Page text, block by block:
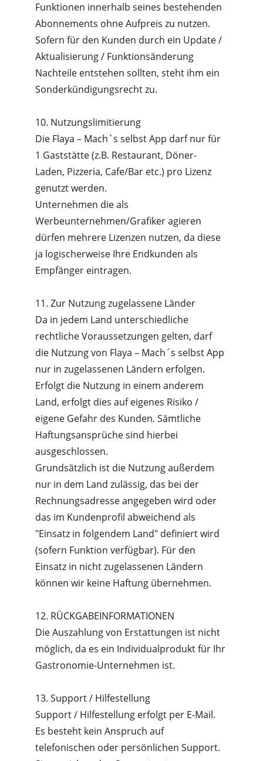
Funktionen innerhalb seines bestehenden
Abonnements ohne Aufpreis zu nutzen.
Sofern für den Kunden durch ein Update /
Aktualisierung / Funktionsänderung
Nachteile entstehen sollten, steht ihm ein
Sonderkündigungsrecht zu.
10. Nutzungslimitierung
Die Flaya – Mach´s selbst App darf nur für
1 Gaststätte (z.B. Restaurant, Döner-
Laden, Pizzeria, Cafe/Bar etc.) pro Lizenz
genutzt werden.
Unternehmen die als
Werbeunternehmen/Grafiker agieren
dürfen mehrere Lizenzen nutzen, da diese
ja logischerweise Ihre Endkunden als
Empfänger eintragen.
11. Zur Nutzung zugelassene Länder
Da in jedem Land unterschiedliche
rechtliche Voraussetzungen gelten, darf
die Nutzung von Flaya – Mach´s selbst App
nur in zugelassenen Ländern erfolgen.
Erfolgt die Nutzung in einem anderem
Land, erfolgt dies auf eigenes Risiko /
eigene Gefahr des Kunden. Sämtliche
Haftungsansprüche sind hierbei
ausgeschlossen.
Grundsätzlich ist die Nutzung außerdem
nur in dem Land zulässig, das bei der
Rechnungsadresse angegeben wird oder
das im Kundenprofil abweichend als
"Einsatz in folgendem Land" definiert wird
(sofern Funktion verfügbar). Für den
Einsatz in nicht zugelassenen Ländern
können wir keine Haftung übernehmen.
12. RÜCKGABEINFORMATIONEN
Die Auszahlung von Erstattungen ist nicht
möglich, da es ein Individualprodukt für Ihr
Gastronomie-Unternehmen ist.
13. Support / Hilfestellung
Support / Hilfestellung erfolgt per E-Mail.
Es besteht kein Anspruch auf
telefonischen oder persönlichen Support.